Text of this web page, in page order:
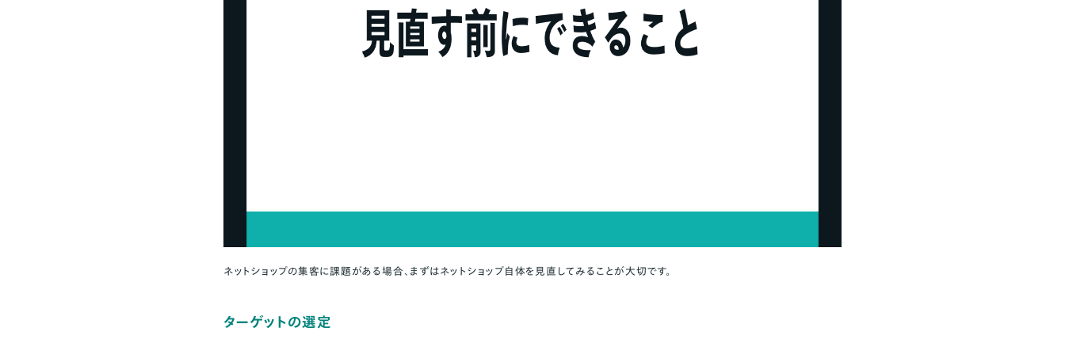
SNSやメルマガは時間帯に配慮する
ステマ・炎上のリスクがある
ネットショップの集客に課題がある場合、まずはネットショップ自体を見直してみることが大切です。
ターゲットの選定